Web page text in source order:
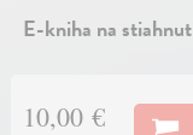
E-kniha na
10,00 €